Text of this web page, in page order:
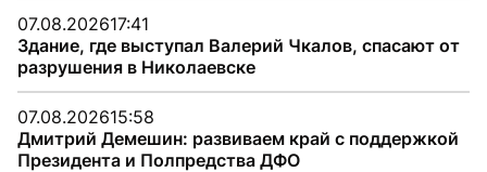
07.08.202617:41
Здание, где выступал Валерий Чкалов, спасают от
разрушения в Николаевске
07.08.202615:58
Дмитрий Демешин: развиваем край с поддержкой
Президента и Полпредства ДФО